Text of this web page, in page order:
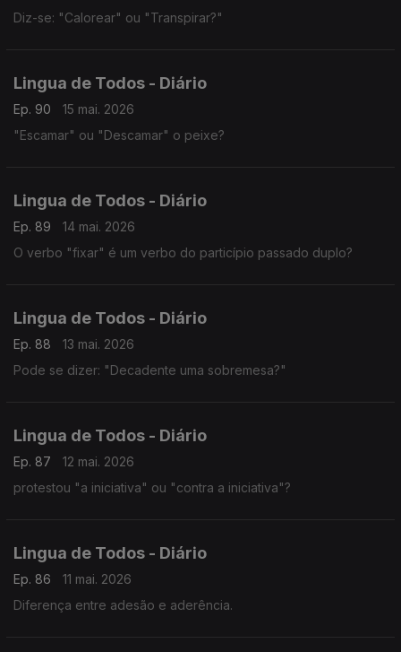
Diz-se: "Calorear" ou "Transpirar?"
Lingua de Todos - Diário
Ep. 90
15 mai. 2026
"Escamar" ou "Descamar" o peixe?
Lingua de Todos - Diário
Ep. 89
14 mai. 2026
O verbo "fixar" é um verbo do particípio passado duplo?
Lingua de Todos - Diário
Ep. 88
13 mai. 2026
Pode se dizer: "Decadente uma sobremesa?"
Lingua de Todos - Diário
Ep. 87
12 mai. 2026
protestou "a iniciativa" ou "contra a iniciativa"?
Lingua de Todos - Diário
Ep. 86
11 mai. 2026
Diferença entre adesão e aderência.